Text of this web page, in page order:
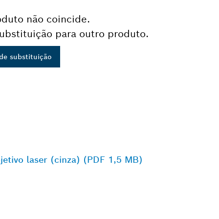
não coincide.
para outro produto.
substituição
laser (cinza) (PDF 1,5 MB)